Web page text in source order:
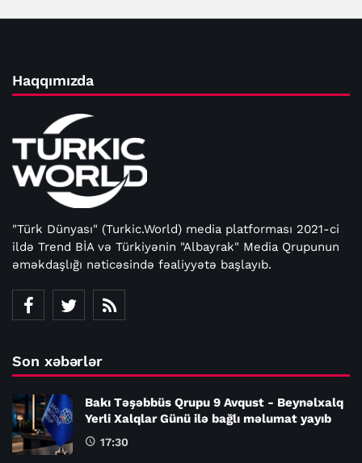
Haqqımızda
"Türk Dünyası" (Turkic.World) media platforması 2021-ci
ildə Trend BİA və Türkiyənin "Albayrak" Media Qrupunun
əməkdaşlığı nəticəsində fəaliyyətə başlayıb.
Son xəbərlər
Bakı Təşəbbüs Qrupu 9 Avqust - Beynəlxalq
Yerli Xalqlar Günü ilə bağlı məlumat yayıb
17:30